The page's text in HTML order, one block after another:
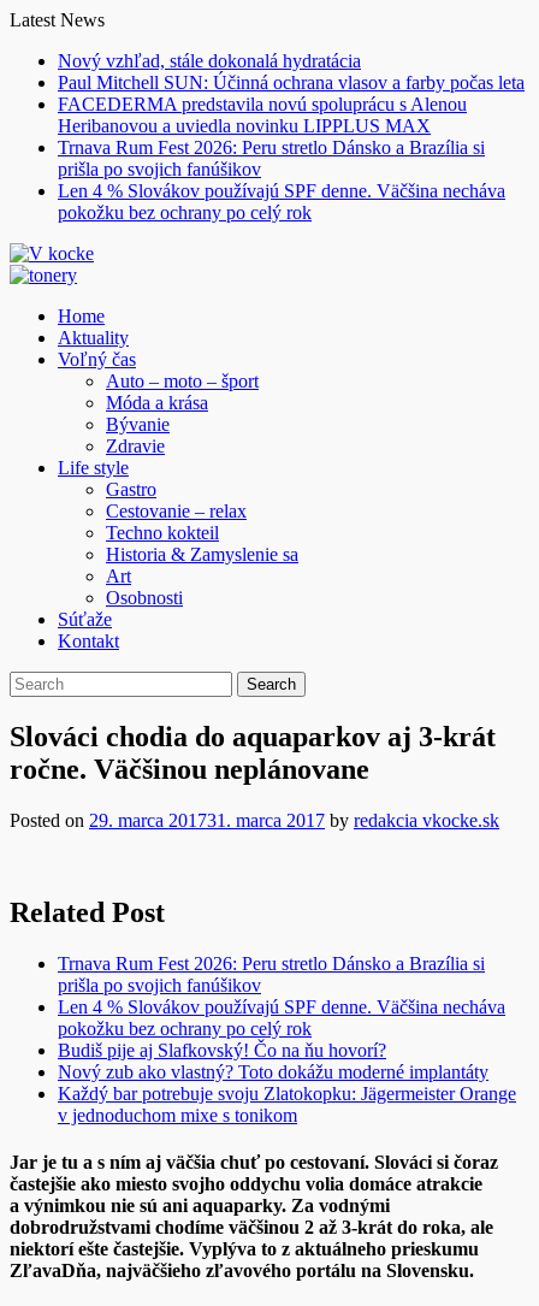
Skip
content
Latest News
Nový vzhľad, stále dokonalá hydratácia
Paul Mitchell SUN: Účinná ochrana vlasov a farby počas leta
FACEDERMA predstavila novú spoluprácu s Alenou
Heribanovou a uviedla novinku LIPPLUS MAX
Trnava Rum Fest 2026: Peru stretlo Dánsko a Brazília si
prišla po svojich fanúšikov
Len 4 % Slovákov používajú SPF denne. Väčšina necháva
pokožku bez ochrany po celý rok
Home
Aktuality
Voľný čas
Auto – moto – šport
Móda a krása
Bývanie
Zdravie
Life style
Gastro
Cestovanie – relax
Techno kokteil
Historia & Zamyslenie sa
Art
Osobnosti
Súťaže
Kontakt
Slováci chodia do aquaparkov aj 3-krát
ročne. Väčšinou neplánovane
Posted on 29. marca 201731. marca 2017 by redakcia vkocke.sk
Related Post
Trnava Rum Fest 2026: Peru stretlo Dánsko a Brazília si
prišla po svojich fanúšikov
Len 4 % Slovákov používajú SPF denne. Väčšina necháva
pokožku bez ochrany po celý rok
Budiš pije aj Slafkovský! Čo na ňu hovorí?
Nový zub ako vlastný? Toto dokážu moderné implantáty
Každý bar potrebuje svoju Zlatokopku: Jägermeister Orange
v jednoduchom mixe s tonikom
Jar je tu a s ním aj väčšia chuť po cestovaní. Slováci si čoraz
častejšie ako miesto svojho oddychu volia domáce atrakcie
a výnimkou nie sú ani aquaparky. Za vodnými
dobrodružstvami chodíme väčšinou 2 až 3-krát do roka, ale
niektorí ešte častejšie. Vyplýva to z aktuálneho prieskumu
ZľavaDňa, najväčšieho zľavového portálu na Slovensku.